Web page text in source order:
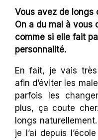
Vous avez de longs
On a du mal à vous
comme si elle fait
personnalité.
En fait, je vais
afin d’éviter les
parfois les
plus, ça coute
longs
je l’ai depuis